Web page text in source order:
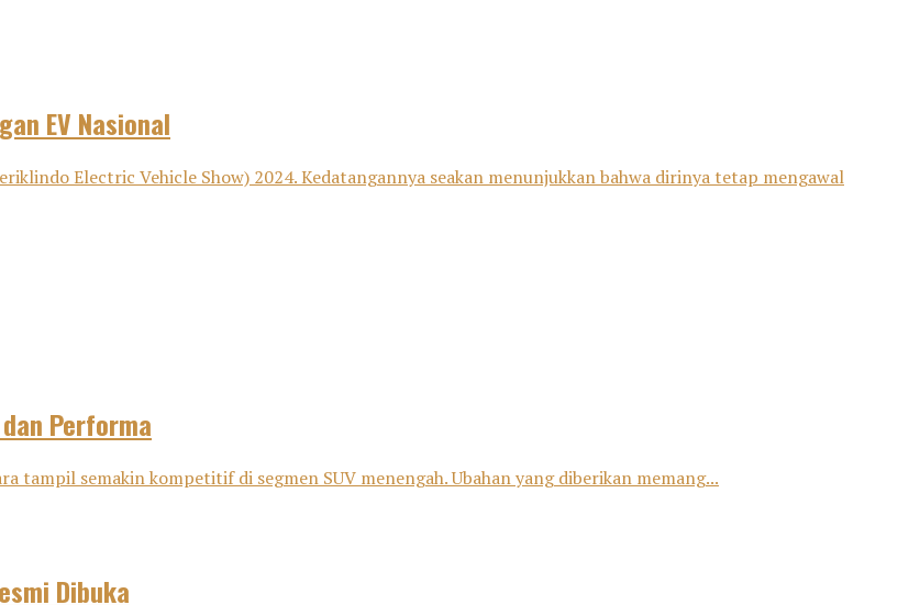
EV Nasional
Electric Vehicle Show) 2024. Kedatangannya seakan menunjukkan bahwa dirinya tetap mengawal
Performa
tampil semakin kompetitif di segmen SUV menengah. Ubahan yang diberikan memang...
Dibuka